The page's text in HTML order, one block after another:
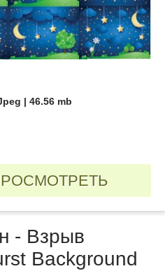
| 46.56 mb
- Взрыв
Background